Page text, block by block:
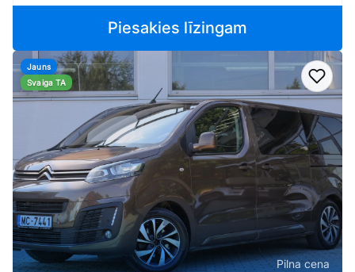
Piesakies līzingam
Jauns
Svaiga TA
Pilna cena